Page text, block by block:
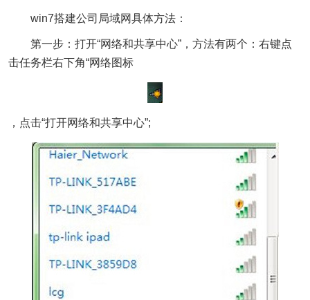
win7搭建公司局域网具体方法：
第一步：打开“网络和共享中心”，方法有两个：右键点
击任务栏右下角“网络图标
，点击“打开网络和共享中心”;